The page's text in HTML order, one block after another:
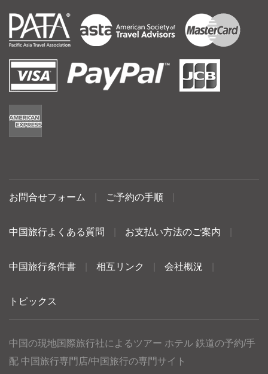
お問合せフォーム ご予約の手順
中国旅行よくある質問 お支払い方法のご案内
中国旅行条件書 相互リンク 会社概況
トピックス
中国の現地国際旅行社によるツアー ホテル 鉄道の予約/手
配 中国旅行専門店/中国旅行の専門サイト